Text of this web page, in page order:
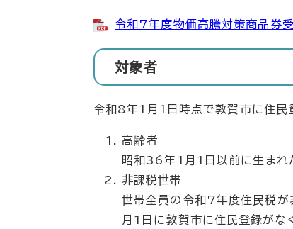
令和7年度物価高騰対策商品券
対象者
令和8年1月1日時点で敦賀市に住民
高齢者
昭和36年1月1日以前に生まれ
非課税世帯
世帯全員の令和7年度住民税が
月1日に敦賀市に住民登録がな